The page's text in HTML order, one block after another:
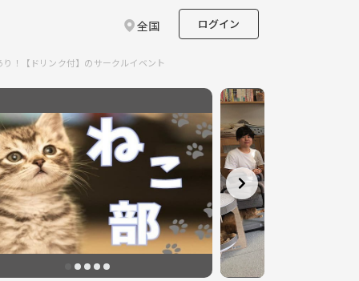
全国 ログイン
！【ドリンク付】のサークルイベント